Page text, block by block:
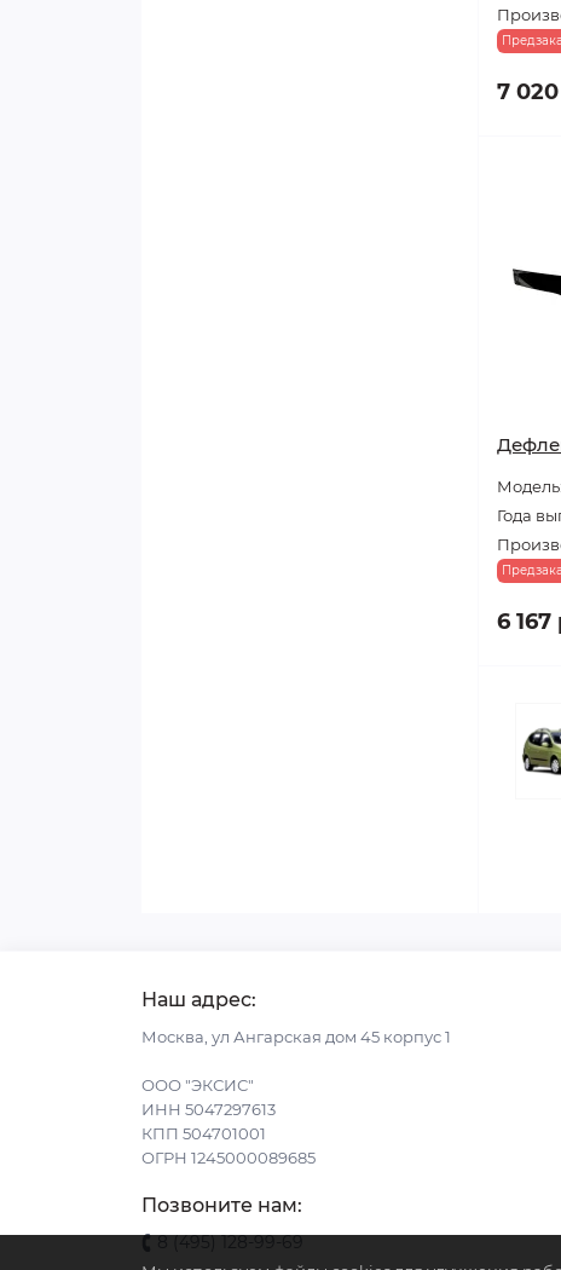
7
Года
6 167
Наш адрес:
Москва, ул Ангарская дом 45 корпус 1
ООО "ЭКСИС"
ИНН 5047297613
КПП 504701001
ОГРН 1245000089685
Позвоните нам:
8 (495) 128-99-69